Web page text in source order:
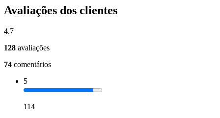
Avaliações dos clientes
4.7
128 avaliações
74 comentários
5
114